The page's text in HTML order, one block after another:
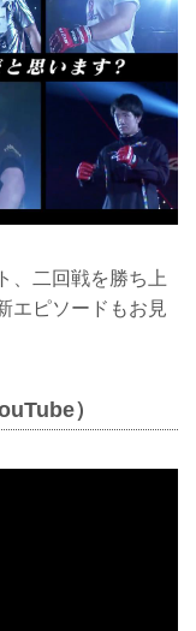
、二回戦を勝ち上
エピソードもお見
）